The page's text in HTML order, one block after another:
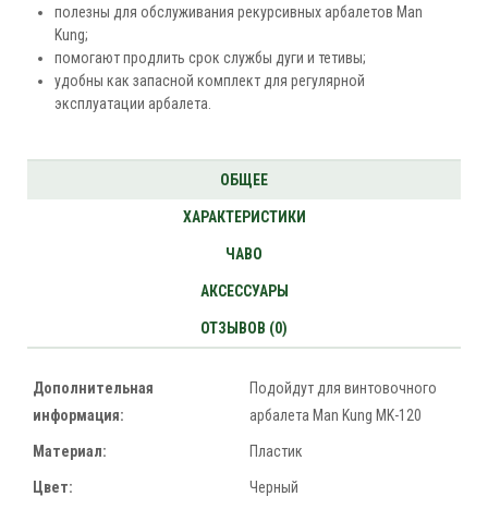
полезны для обслуживания рекурсивных арбалетов Man
Kung;
помогают продлить срок службы дуги и тетивы;
удобны как запасной комплект для регулярной
эксплуатации арбалета.
ОБЩЕЕ
ХАРАКТЕРИСТИКИ
ЧАВО
АКСЕССУАРЫ
ОТЗЫВОВ (0)
Дополнительная
информация:
Подойдут для винтовочного
арбалета Man Kung MK-120
Материал: Пластик
Цвет: Черный